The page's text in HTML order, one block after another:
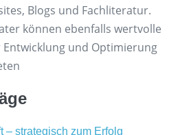
Blogs und Fachliteratur.
können ebenfalls wertvolle
und Optimierung
– strategisch zum Erfolg